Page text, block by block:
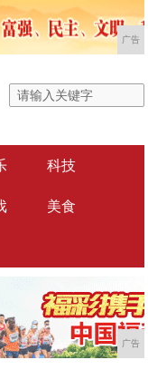
广告
科技
美食
广告